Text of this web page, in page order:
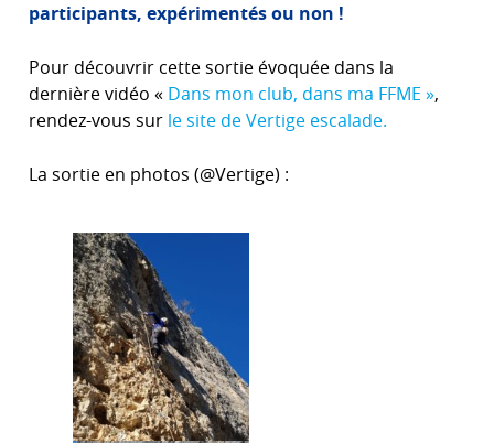
participants, expérimentés ou non !
Pour découvrir cette sortie évoquée dans la
dernière vidéo « Dans mon club, dans ma FFME »,
rendez-vous sur le site de Vertige escalade.
La sortie en photos (@Vertige) :